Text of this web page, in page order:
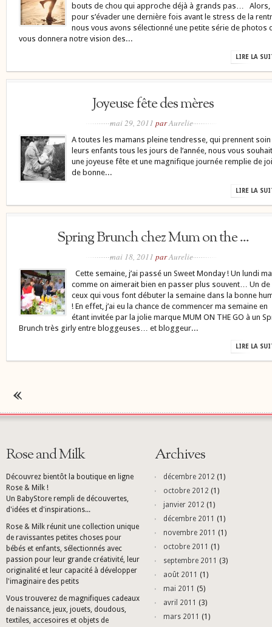
bouts de chou qui approche déjà à grands pas… Alors,
pour s’évader une dernière fois avant le stress de la
nous vous avons sélectionné une petite série de photos
vous donnera notre vision des...
LIRE LA
Joyeuse fête des mères
mai 29, 2011 parAurelie
A toutes les mamans pleine tendresse, qui prennent
leurs enfants tous les jours de l’année, nous vous
une joyeuse fête et une magnifique journée remplie de
de bonne...
LIRE LA
Spring Brunch chez Mum on the ...
mai 18, 2011 parAurelie
Cette semaine, j’ai passé un Sweet Monday ! Un lundi
comme on aimerait bien en passer plus souvent… Un de
ceux qui vous font débuter la semaine dans la bonne
! En effet, j’ai eu la chance de commencer ma semaine en
étant invitée par la jolie marque MUM ON THE GO à un
Brunch très girly entre bloggeuses… et bloggeur...
LIRE LA
Rose and Milk
Découvrez bientôt la boutique en ligne
Rose & Milk !
Un BabyStore rempli de découvertes,
d'idées et d'inspirations...
Rose & Milk réunit une collection unique
de ravissantes petites choses pour
bébés et enfants, sélectionnés avec
passion pour leur grande créativité, leur
originalité et leur capacité à développer
l'imaginaire des petits
Vous trouverez de magnifiques cadeaux
de naissance, jeux, jouets, doudous,
textiles, accesoires et objets de
Archives
décembre 2012 (1)
octobre 2012 (1)
janvier 2012 (1)
décembre 2011 (1)
novembre 2011 (1)
octobre 2011 (1)
septembre 2011 (3)
août 2011 (1)
mai 2011 (5)
avril 2011 (3)
mars 2011 (1)